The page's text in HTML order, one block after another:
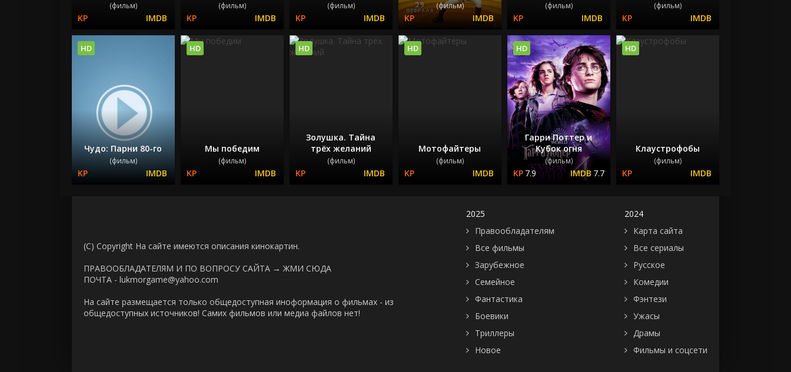
(фильм) (фильм) (фильм) (фильм) (фильм) (фильм)
Чудо: Парни 80-го
(фильм)
HD
Мы победим
(фильм)
HD
Золушка. Тайна
трёх желаний
(фильм)
HD
Мотофайтеры
(фильм)
HD
Гарри Поттер и
Кубок огня
(фильм)
7.9 7.7
HD
Клаустрофобы
(фильм)
HD
(C) Copyright На сайте имеются описания кинокартин.
ПРАВООБЛАДАТЕЛЯМ И ПО ВОПРОСУ САЙТА → ЖМИ СЮДА
ПОЧТА - lukmorgame@yahoo.com
На сайте размещается только общедоступная иноформация о фильмах - из
общедоступных источников! Самих фильмов или медиа файлов нет!
2025
Правообладателям
Все фильмы
Зарубежное
Семейное
Фантастика
Боевики
Триллеры
Новое
2024
Карта сайта
Все сериалы
Русское
Комедии
Фэнтези
Ужасы
Драмы
Фильмы и соцсети